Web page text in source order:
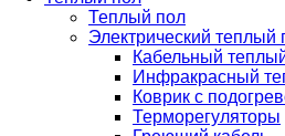
Теплый пол
Электрический теплый
Кабельный
Инфракрасный
Коврик с
Терморегуляторы